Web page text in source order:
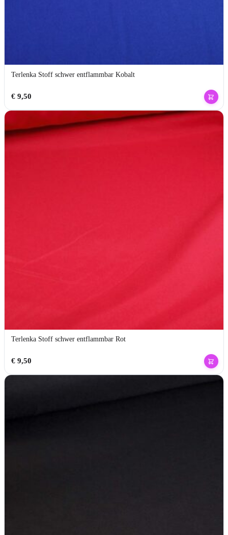
Terlenka Stoff schwer entflammbar Kobalt
€9,50
Terlenka Stoff schwer entflammbar Rot
€9,50